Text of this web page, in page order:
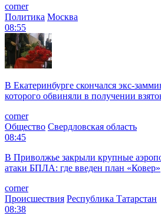
corner
Политика Москва
08:55
В Екатеринбурге скончался экс-
которого обвиняли в получении
corner
Общество Свердловская область
08:45
В Приволжье закрыли крупные
атаки БПЛА: где введен план «Ковер»
corner
Происшествия Республика Татарстан
08:38